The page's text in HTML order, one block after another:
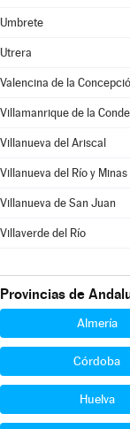
Umbrete
Utrera
Valencina de la
Villamanrique de la
Villanueva del Ariscal
Villanueva del Río y Minas
Villanueva de San Juan
Villaverde del Río
Provincias de
Almería
Córdoba
Huelva